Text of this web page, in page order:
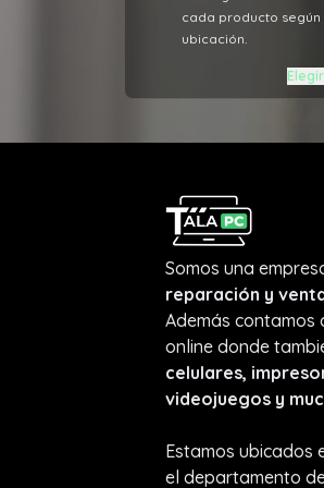
cada producto según
ubicación.
Somos una
reparación y
Además contamos
online donde
celulares,
videojuegos y
Estamos ubicados
el departamento